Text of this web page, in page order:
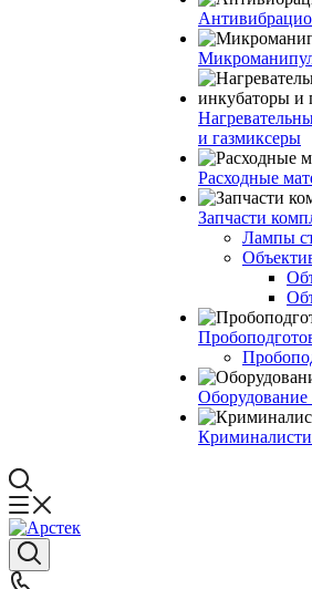
и газмиксеры
Расходные
Запчасти
Лампы